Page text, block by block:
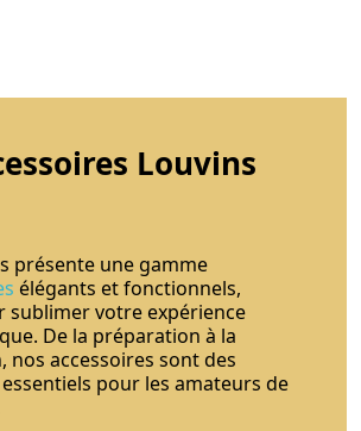
Louvins
présente une gamme
élégants et fonctionnels,
sublimer votre expérience
De la préparation à la
nos accessoires sont des
pour les amateurs de